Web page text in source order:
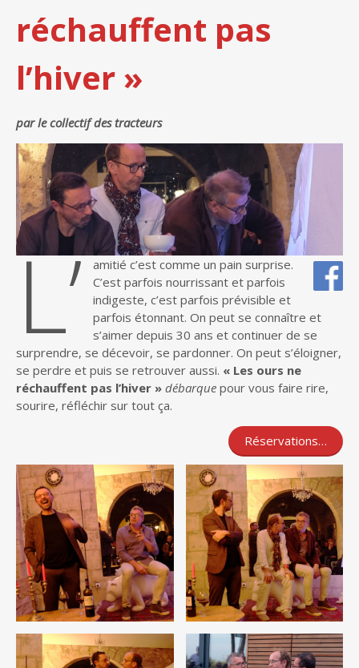
réchauffent pas
l’hiver »
par le collectif des tracteurs
L’
amitié c’est comme un pain surprise.
C’est parfois nourrissant et parfois
indigeste, c’est parfois prévisible et
parfois étonnant. On peut se connaître et
s’aimer depuis 30 ans et continuer de se
surprendre, se décevoir, se pardonner. On peut s’éloigner,
se perdre et puis se retrouver aussi. « Les ours ne
réchauffent pas l’hiver » débarque pour vous faire rire,
sourire, réfléchir sur tout ça.
Réservations…